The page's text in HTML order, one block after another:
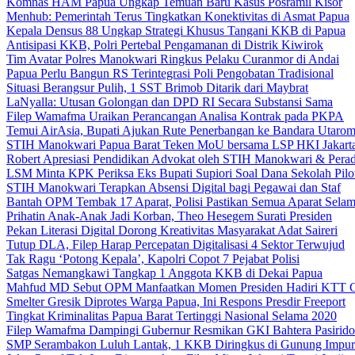
Menhub: Pemerintah Terus Tingkatkan Konektivitas di Asmat Papua
Kepala Densus 88 Ungkap Strategi Khusus Tangani KKB di Papua
Antisipasi KKB, Polri Pertebal Pengamanan di Distrik Kiwirok
Tim Avatar Polres Manokwari Ringkus Pelaku Curanmor di Andai
Papua Perlu Bangun RS Terintegrasi Poli Pengobatan Tradisional
Situasi Berangsur Pulih, 1 SST Brimob Ditarik dari Maybrat
LaNyalla: Utusan Golongan dan DPD RI Secara Substansi Sama
Filep Wamafma Uraikan Perancangan Analisa Kontrak pada PKPA
Temui AirAsia, Bupati Ajukan Rute Penerbangan ke Bandara Utarom
STIH Manokwari Papua Barat Teken MoU bersama LSP HKI
Robert Apresiasi Pendidikan Advokat oleh STIH Manokwari &
LSM Minta KPK Periksa Eks Bupati Supiori Soal Dana Sekolah
STIH Manokwari Terapkan Absensi Digital bagi Pegawai dan Staf
Bantah OPM Tembak 17 Aparat, Polisi Pastikan Semua Aparat
Prihatin Anak-Anak Jadi Korban, Theo Hesegem Surati Presiden
Pekan Literasi Digital Dorong Kreativitas Masyarakat Adat Saireri
Tutup DLA, Filep Harap Percepatan Digitalisasi 4 Sektor Terwujud
Tak Ragu ‘Potong Kepala’, Kapolri Copot 7 Pejabat Polisi
Satgas Nemangkawi Tangkap 1 Anggota KKB di Dekai Papua
Mahfud MD Sebut OPM Manfaatkan Momen Presiden Hadiri KTT
Smelter Gresik Diprotes Warga Papua, Ini Respons Presdir Freeport
Tingkat Kriminalitas Papua Barat Tertinggi Nasional Selama 2020
Filep Wamafma Dampingi Gubernur Resmikan GKI Bahtera Pasirido
SMP Serambakon Luluh Lantak, 1 KKB Diringkus di Gunung